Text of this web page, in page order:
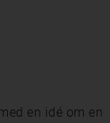
en idé om en